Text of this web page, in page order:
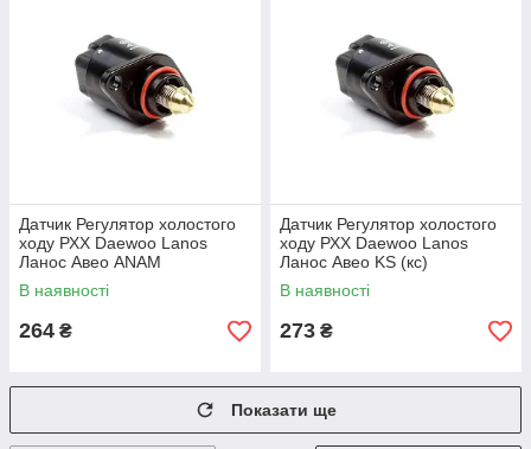
Датчик Регулятор холостого
ходу РХХ Daewoo Lanos
Ланос Авео ANAM
В наявності
264 ₴
Датчик Регулятор холостого
ходу РХХ Daewoo Lanos
Ланос Авео KS (кс)
В наявності
273 ₴
Показати ще